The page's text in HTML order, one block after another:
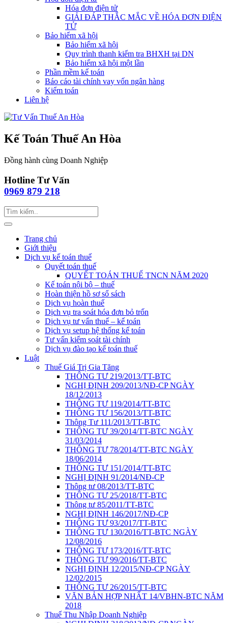
Hóa đơn điện tử
GIẢI ĐÁP THẮC MẮC VỀ HÓA ĐƠN ĐIỆN
TỬ
Bảo hiểm xã hội
Bảo hiểm xã hội
Quy trình thanh kiểm tra BHXH tại DN
Bảo hiểm xã hội một lần
Phần mềm kế toán
Báo cáo tài chính vay vốn ngân hàng
Kiểm toán
Liên hệ
Kế Toán Thuế An Hòa
Đồng hành cùng Doanh Nghiệp
Hotline Tư Vấn
0969 879 218
Trang chủ
Giới thiệu
Dịch vụ kế toán thuế
Quyết toán thuế
QUYẾT TOÁN THUẾ TNCN NĂM 2020
Kế toán nội bộ – thuế
Hoàn thiện hồ sơ sổ sách
Dịch vụ hoàn thuế
Dịch vụ tra soát hóa đơn bỏ trốn
Dịch vụ tư vấn thuế – kế toán
Dịch vụ setup hệ thống kế toán
Tư vấn kiểm soát tài chính
Dịch vụ đào tạo kế toán thuế
Luật
Thuế Giá Trị Gia Tăng
THÔNG TƯ 219/2013/TT-BTC
NGHỊ ĐỊNH 209/2013/NĐ-CP NGÀY
18/12/2013
THÔNG TƯ 119/2014/TT-BTC
THÔNG TƯ 156/2013/TT-BTC
Thông Tư 111/2013/TT-BTC
THÔNG TƯ 39/2014/TT-BTC NGÀY
31/03/2014
THÔNG TƯ 78/2014/TT-BTC NGÀY
18/06/2014
THÔNG TƯ 151/2014/TT-BTC
NGHỊ ĐỊNH 91/2014/NĐ-CP
Thông tư 08/2013/TT-BTC
THÔNG TƯ 25/2018/TT-BTC
Thông tư 85/2011/TT-BTC
NGHỊ ĐỊNH 146/2017/NĐ-CP
THÔNG TƯ 93/2017/TT-BTC
THÔNG TƯ 130/2016/TT-BTC NGÀY
12/08/2016
THÔNG TƯ 173/2016/TT-BTC
THÔNG TƯ 99/2016/TT-BTC
NGHỊ ĐỊNH 12/2015/NĐ-CP NGÀY
12/02/2015
THÔNG TƯ 26/2015/TT-BTC
VĂN BẢN HỢP NHẤT 14/VBHN-BTC NĂM
2018
Thuế Thu Nhập Doanh Nghiệp